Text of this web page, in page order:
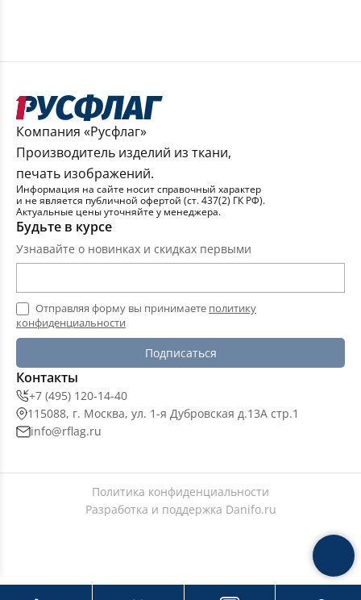
Компания «Русфлаг»
Производитель изделий из ткани,
печать изображений.
Информация на сайте носит справочный характер
и не является публичной офертой (ст. 437(2) ГК РФ).
Актуальные цены уточняйте у менеджера.
Будьте в курсе
Узнавайте о новинках и скидках первыми
Отправляя форму вы принимаете политику
конфиденциальности
Подписаться
Контакты
+7 (495) 120-14-40
115088, г. Москва, ул. 1-я Дубровская д.13А стр.1
info@rflag.ru
Политика конфиденциальности
Разработка и поддержка Danifo.ru